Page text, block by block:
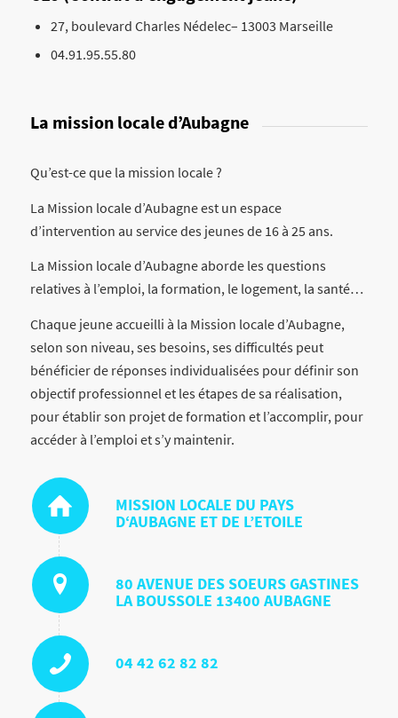
27, boulevard Charles Nédelec– 13003 Marseille
04.91.95.55.80
La mission locale d’Aubagne
Qu’est-ce que la mission locale ?
La Mission locale d’Aubagne est un espace
d’intervention au service des jeunes de 16 à 25 ans.
La Mission locale d’Aubagne aborde les questions
relatives à l’emploi, la formation, le logement, la santé…
Chaque jeune accueilli à la Mission locale d’Aubagne,
selon son niveau, ses besoins, ses difficultés peut
bénéficier de réponses individualisées pour définir son
objectif professionnel et les étapes de sa réalisation,
pour établir son projet de formation et l’accomplir, pour
accéder à l’emploi et s’y maintenir.
MISSION LOCALE DU PAYS
D‘AUBAGNE ET DE L’ETOILE
80 AVENUE DES SOEURS GASTINES
LA BOUSSOLE 13400 AUBAGNE
04 42 62 82 82